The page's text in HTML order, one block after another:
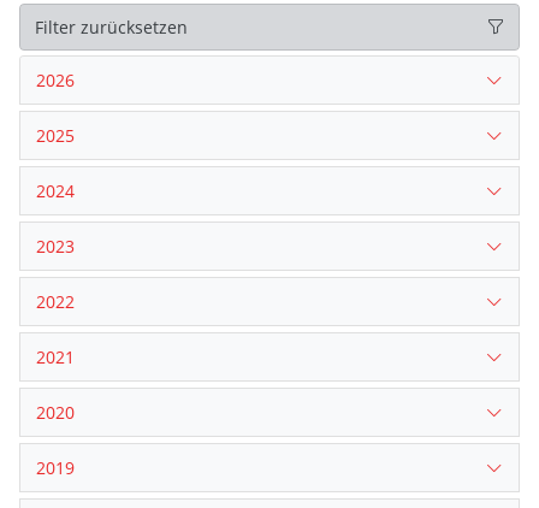
Filter zurücksetzen
2026
2025
2024
2023
2022
2021
2020
2019